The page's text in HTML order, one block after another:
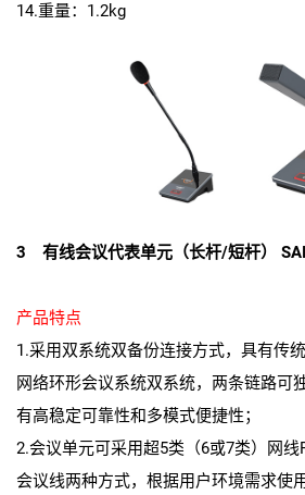
14.重量：1.2kg
3 有线会议代表单元（长杆/短杆）
产品特点
1.采用双系统双备份连接方式，具有传
网络环形会议系统双系统，两条链路可
有高稳定可靠性和多模式便捷性；
2.会议单元可采用超5类（6或7类）网线
会议线两种方式，根据用户环境需求使